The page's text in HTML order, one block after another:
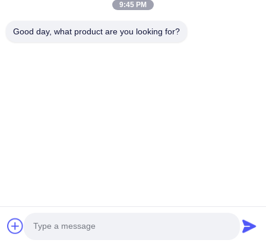
Enviar una consulta
9:45 PM
Good day, what product are you looking for?